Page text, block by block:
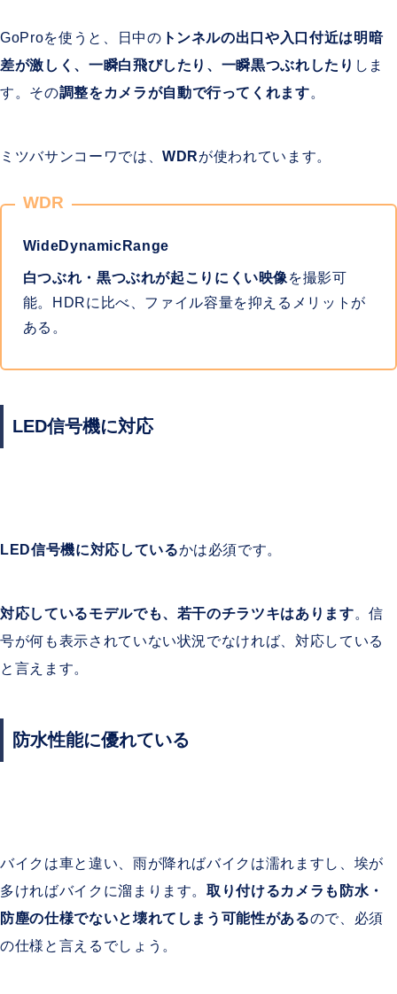
GoProを使うと、日中の トンネルの出口や入口付近は明暗
差が激しく、一瞬白飛びしたり、一瞬黒つぶれしたり しま
す。その調整をカメラが自動で行ってくれます。
ミツバサンコーワでは、WDRが使われています。
WDR
WideDynamicRange
白つぶれ・黒つぶれが起こりにくい映像 を撮影可
能。HDRに比べ、ファイル容量を抑えるメリットが
ある。
LED信号機に対応
LED信号機に対応しているかは必須です。
対応しているモデルでも、若干のチラツキはあります。信
号が何も表示されていない状況でなければ、対応している
と言えます。
防水性能に優れている
バイクは車と違い、雨が降ればバイクは濡れますし、埃が
多ければバイクに溜まります。取り付けるカメラも防水・
防塵の仕様でないと壊れてしまう可能性があるので、必須
の仕様と言えるでしょう。